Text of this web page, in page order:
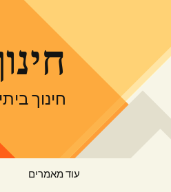
חינוך
עוד מאמרים